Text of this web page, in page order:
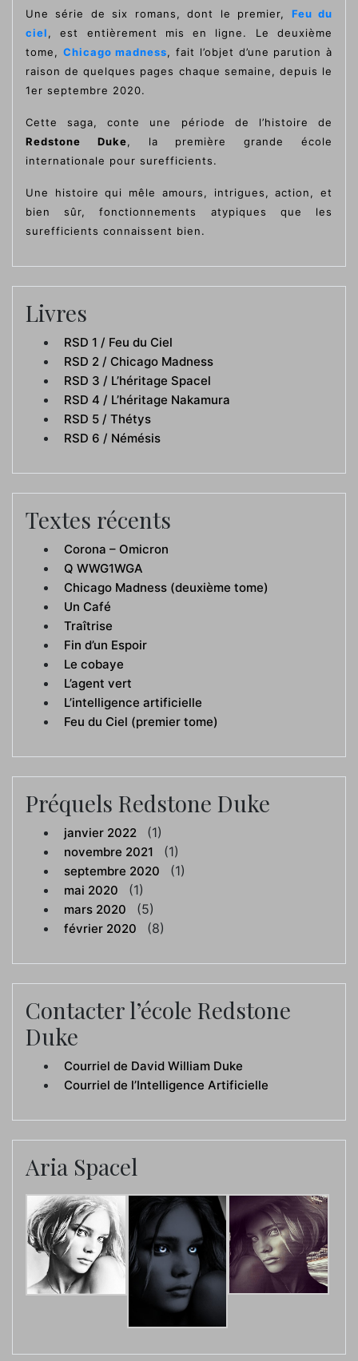
Une série de six romans, dont le premier, Feu du
ciel, est entièrement mis en ligne. Le deuxième
tome, Chicago madness, fait l’objet d’une parution à
raison de quelques pages chaque semaine, depuis le
1er septembre 2020.
Cette saga, conte une période de l’histoire de
Redstone Duke, la première grande école
internationale pour surefficients.
Une histoire qui mêle amours, intrigues, action, et
bien sûr, fonctionnements atypiques que les
surefficients connaissent bien.
Livres
RSD 1 / Feu du Ciel
RSD 2 / Chicago Madness
RSD 3 / L’héritage Spacel
RSD 4 / L’héritage Nakamura
RSD 5 / Thétys
RSD 6 / Némésis
Textes récents
Corona – Omicron
Q WWG1WGA
Chicago Madness (deuxième tome)
Un Café
Traîtrise
Fin d’un Espoir
Le cobaye
L’agent vert
L’intelligence artificielle
Feu du Ciel (premier tome)
Préquels Redstone Duke
janvier 2022 (1)
novembre 2021 (1)
septembre 2020 (1)
mai 2020 (1)
mars 2020 (5)
février 2020 (8)
Contacter l’école Redstone
Duke
Courriel de David William Duke
Courriel de l’Intelligence Artificielle
Aria Spacel